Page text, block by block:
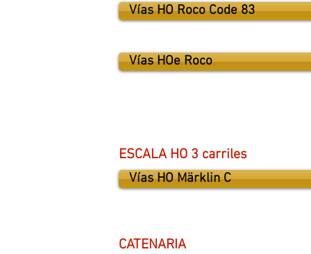
Vías HO Roco Code 83
ESCALA HO 3 carriles
Vías HO Märklin C
Vías HOe Roco
CATENARIA